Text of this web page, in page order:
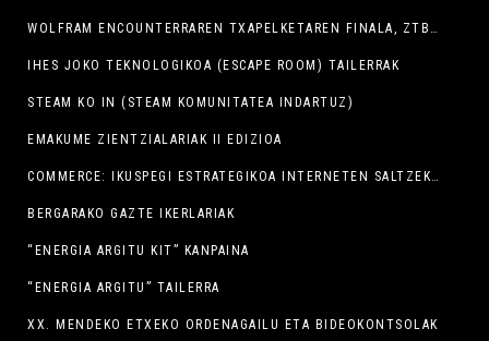
WOLFRAM ENCOUNTERRAREN TXAPELKETAREN FINALA, ZTBREN BAITAN
IHES JOKO TEKNOLOGIKOA (ESCAPE ROOM) TAILERRAK
STEAM KO IN (STEAM KOMUNITATEA INDARTUZ)
EMAKUME ZIENTZIALARIAK II EDIZIOA
COMMERCE: IKUSPEGI ESTRATEGIKOA INTERNETEN SALTZEKO
BERGARAKO GAZTE IKERLARIAK
“ENERGIA ARGITU KIT” KANPAINA
“ENERGIA ARGITU” TAILERRA
XX. MENDEKO ETXEKO ORDENAGAILU ETA BIDEOKONTSOLAK